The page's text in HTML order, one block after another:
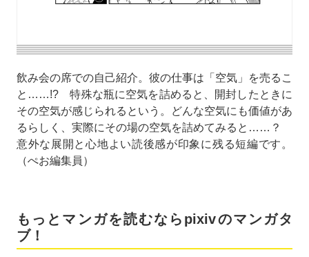
飲み会の席での自己紹介。彼の仕事は「空気」を売るこ
と……!? 特殊な瓶に空気を詰めると、開封したときに
その空気が感じられるという。どんな空気にも価値があ
るらしく、実際にその場の空気を詰めてみると……？
意外な展開と心地よい読後感が印象に残る短編です。
（ぺお編集員）
もっとマンガを読むならpixivのマンガタ
ブ！